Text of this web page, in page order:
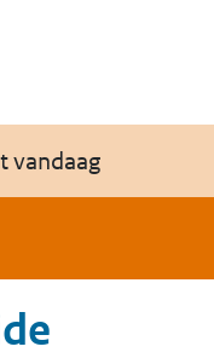
vandaag